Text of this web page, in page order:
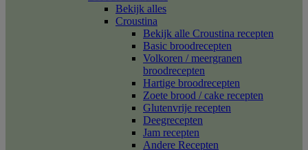
Bekijk alles
Croustina
Bekijk alle Croustina recepten
Basic broodrecepten
Volkoren / meergranen
broodrecepten
Hartige broodrecepten
Zoete brood / cake recepten
Glutenvrije recepten
Deegrecepten
Jam recepten
Andere Recepten